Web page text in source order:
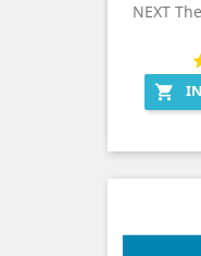
NEXT
